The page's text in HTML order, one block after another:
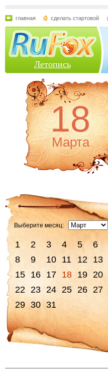
главная сделать стартовой
Летопись
18
Марта
Выберите месяц:
1 2 3 4 5 6
8
9 10 11 12 13
15 16 17 18 19 20
22 23 24 25 26 27
29 30 31